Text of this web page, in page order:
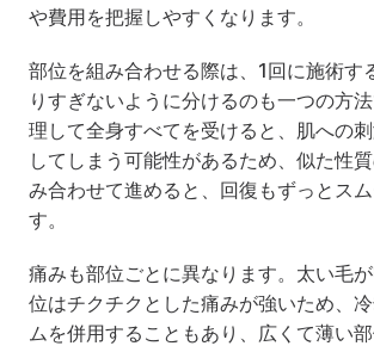
や費用を把握しやすくなります。
部位を組み合わせる際は、1回に施術す
りすぎないように分けるのも一つの方
理して全身すべてを受けると、肌への
してしまう可能性があるため、似た性
み合わせて進めると、回復もずっとス
す。
痛みも部位ごとに異なります。太い毛
位はチクチクとした痛みが強いため、
ムを併用することもあり、広くて薄い